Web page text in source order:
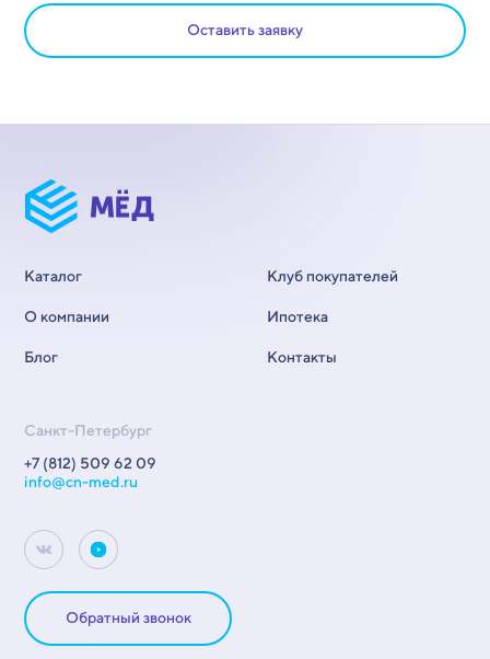
Оставить заявку
Каталог
О компании
Блог
Клуб покупателей
Ипотека
Контакты
Санкт-Петербург
+7 (812) 509 62 09
info@cn-med.ru
Обратный звонок